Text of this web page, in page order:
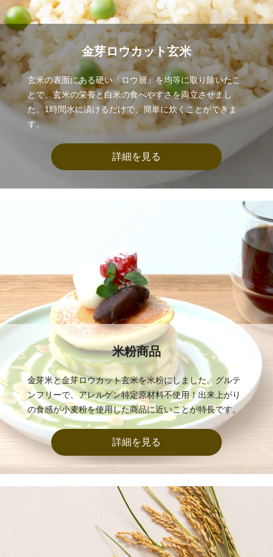
金芽ロウカット玄米
玄米の表面にある硬い「ロウ層」を均等に取り除いたこ
とで、玄米の栄養と白米の食べやすさを両立させまし
た。1時間水に漬けるだけで、簡単に炊くことができま
す。
詳細を見る
米粉商品
金芽米と金芽ロウカット玄米を米粉にしました。グルテ
ンフリーで、アレルゲン特定原材料不使用！出来上がり
の食感が小麦粉を使用した商品に近いことが特長です。
詳細を見る